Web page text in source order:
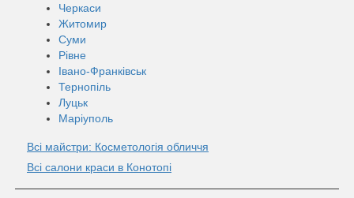
Черкаси
Житомир
Суми
Рівне
Івано-Франківськ
Тернопіль
Луцьк
Маріуполь
Всі майстри: Косметологія обличчя
Всі салони краси в Конотопі